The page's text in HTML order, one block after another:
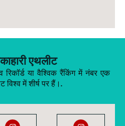
एथलीट
रिकॉर्ड या वैश्विक रैंकिंग में नंबर एक
में शीर्ष पर हैं।.